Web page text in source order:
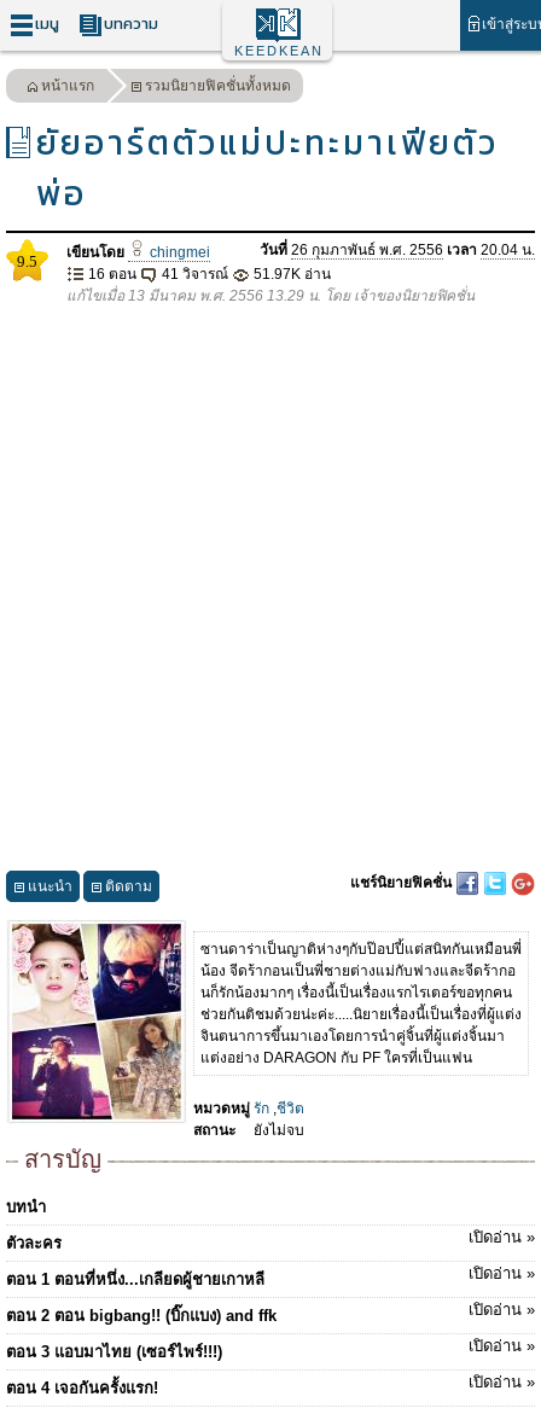
เมนู บทความ เข้าสู่ระ
KEEDKEAN
หน้าแรก รวมนิยายฟิคชั่นทั้งหมด
ยัยอาร์ตตัวแม่ปะทะมาเฟียตัว
พ่อ
9.5 เขียนโดย chingmei วันที่ 26 กุมภาพันธ์ พ.ศ. 2556 เวลา 20.04 น.
16 ตอน
41 วิจารณ์
51.97K อ่าน
แก้ไขเมื่อ 13 มีนาคม พ.ศ. 2556 13.29 น. โดย เจ้าของนิยายฟิคชั่น
แนะนำ ติดตาม แชร์นิยายฟิคชั่น
ซานดาร่าเป็นญาติห่างๆกับป๊อปปี้แต่สนิทกันเหมือนพี่
น้อง จีดร้ากอนเป็นพี่ชายต่างแม่กับฟางและจีดร้ากอ
นก็รักน้องมากๆ เรื่องนี้เป็นเรื่องแรกไรเตอร์ขอทุกคน
ช่วยกันติชมด้วยน่ะค่ะ.....นิยายเรื่องนี้เป็นเรื่องที่ผู้แต่ง
จินตนาการขึ้นมาเองโดยการนำคู่จิ้นที่ผู้แต่งจิ้นมา
แต่งอย่าง DARAGON กับ PF ใครที่เป็นแฟน
หมวดหมู่ รัก ,ชีวิต
สถานะ
ยังไม่จบ
สารบัญ
บทนำ
ตัวละคร
เปิดอ่าน »
ตอน 1 ตอนที่หนึ่ง...เกลียดผู้ชายเกาหลี เปิดอ่าน »
ตอน 2 ตอน bigbang!! (บิ๊กแบง) and ffk เปิดอ่าน »
ตอน 3 แอบมาไทย (เซอร์ไพร์!!!) เปิดอ่าน »
ตอน 4 เจอกันครั้งแรก! เปิดอ่าน »